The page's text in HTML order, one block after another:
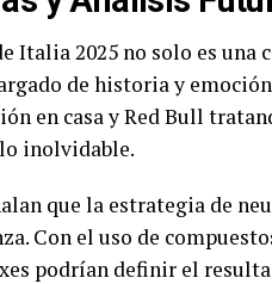
Italia 2025 no solo es
de historia y
en casa y Red Bull
inolvidable.
que la estrategia de
Con el uso de
podrían definir el